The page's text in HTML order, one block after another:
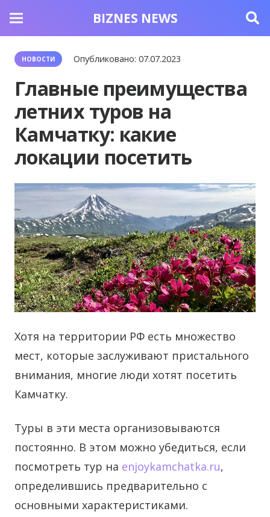
BIZNES NEWS
НОВОСТИ Опубликовано:07.07.2023
Главные преимущества
летних туров на
Камчатку: какие
локации посетить
Хотя на территории РФ есть множество
мест, которые заслуживают пристального
внимания, многие люди хотят посетить
Камчатку.
Туры в эти места организовываются
постоянно. В этом можно убедиться, если
посмотреть тур на enjoykamchatka.ru,
определившись предварительно с
основными характеристиками.